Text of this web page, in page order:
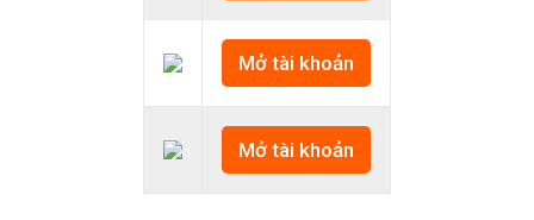
Mở tài khoản
Mở tài khoản